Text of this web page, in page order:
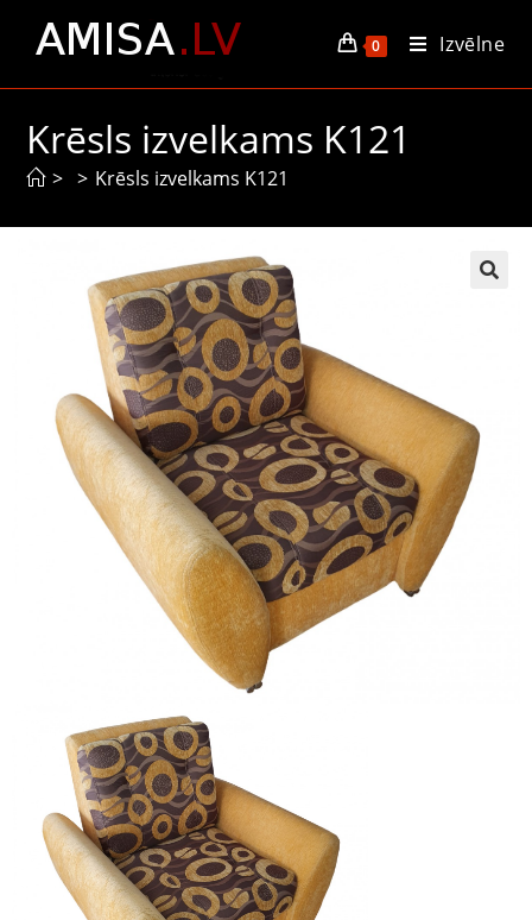
0 Izvēlne
Krēsls izvelkams K121
> > Krēsls izvelkams K121